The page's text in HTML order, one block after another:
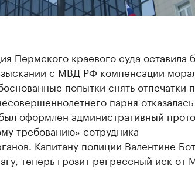
Пермского краевого суда оставила
с МВД РФ компенсации
попытки снять отпечатки
парня отказалась
оформлен административный
требованию» сотрудника
Капитану полиции Валентине
теперь грозит регрессный иск